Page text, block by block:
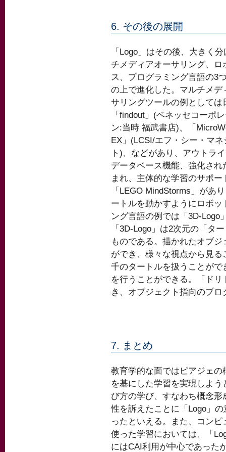
6. その後の展開
「Logo」はその後、大きく
チメディアオーサリング、ロ
ス、プログラミング言語の3
の上で進化した。マルチメデ
サリングツールの例としては
「findout」(ベネッセコーポ
ン:当時 福武書店)、「
EX」(LCSI/エフ・シー・マネ
ト)、などがあり、アウトラ
データベース機能、強化さ
まれ、主体的な学習のサポ
「LEGO MindStorms」があ
ートルを動かすようにロボ
ング言語の例では「3D-Logo
「3D-Logo」は2次元の「タ
ものである。描かれたオブ
ができ、様々な視点から見
千のタートルを扱うことが
を行うことができる。「ド
き、オブジェクト指向のプ
7. まとめ
教育学的な面ではピアジェの
を基にした学習を実現しよう
び方の学び、すなわち概念形
性を訴えたことに「Logo」
ったといえる。また、コンピ
使った学習においては、「
にはCAI利用が中心であった